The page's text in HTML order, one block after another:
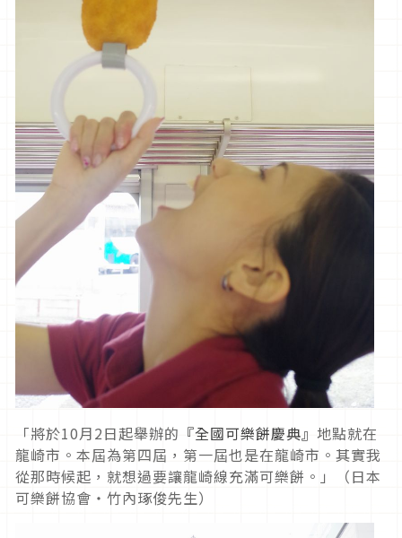
「將於10月2日起舉辦的 『全國可樂餅慶典』 地點就在
龍崎市。本屆為第四屆，第一屆也是在龍崎市。其實我
從那時候起，就想過要讓龍崎線充滿可樂餅。」（日本
可樂餅協會‧竹內琢俊先生）